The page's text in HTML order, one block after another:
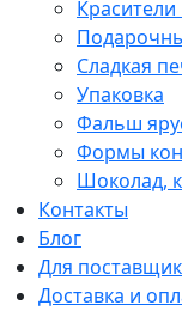
Сладкая
Упаковка
Фальш
Формы
Шоколад,
Контакты
Блог
Для
Доставка и